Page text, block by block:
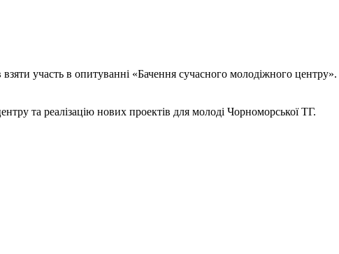
участь в опитуванні «Бачення сучасного молодіжного
та реалізацію нових проектів для молоді Чорноморської ТГ.